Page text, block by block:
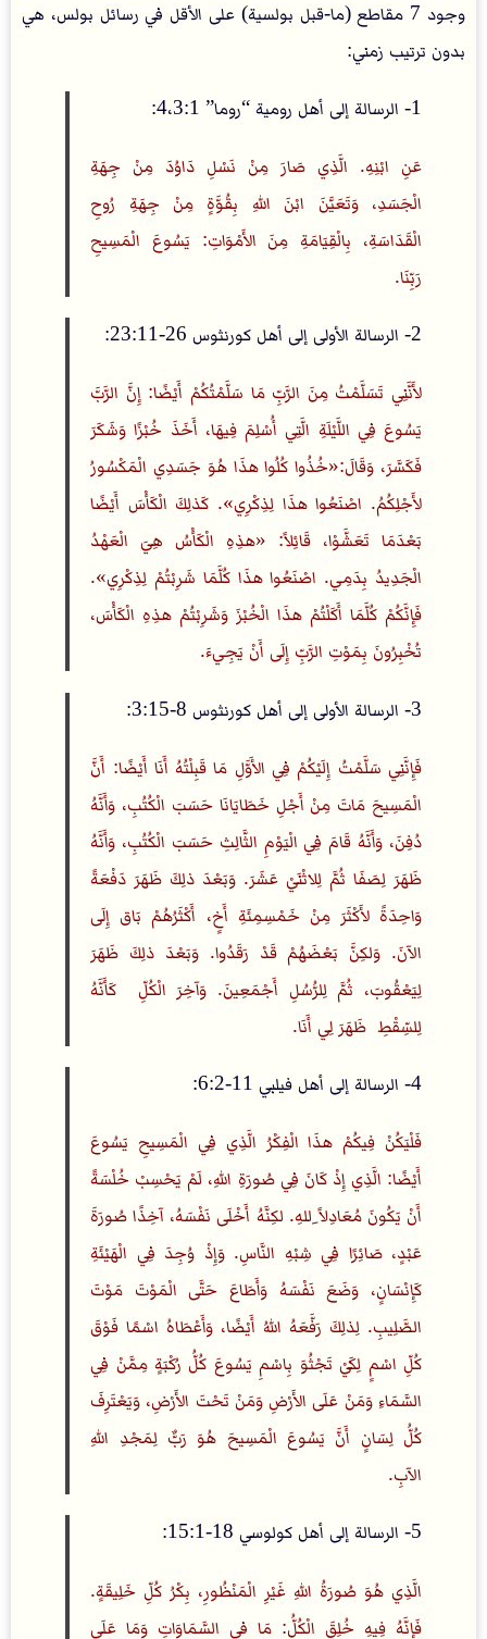
وجود 7 مقاطع (ما-قبل بولسية) على الأقل في رسائل بولس، هي
بدون ترتيب زمني:
1- الرسالة إلى أهل رومية “روما” 4،3:1:
عَنِ ابْنِهِ. الَّذِي صَارَ مِنْ نَسْلِ دَاوُدَ مِنْ جِهَةِ
الْجَسَدِ، وَتَعَيَّنَ ابْنَ اللهِ بِقُوَّةٍ مِنْ جِهَةِ رُوحِ
الْقَدَاسَةِ، بِالْقِيَامَةِ مِنَ الأَمْوَاتِ: يَسُوعَ الْمَسِيحِ
رَبِّنَا.
2- الرسالة الأولى إلى أهل كورنثوس 26-23:11:
لأَنَّنِي تَسَلَّمْتُ مِنَ الرَّبِّ مَا سَلَّمْتُكُمْ أَيْضًا: إِنَّ الرَّبَّ
يَسُوعَ فِي اللَّيْلَةِ الَّتِي أُسْلِمَ فِيهَا، أَخَذَ خُبْزًا وَشَكَرَ
فَكَسَّرَ، وَقَالَ:«خُذُوا كُلُوا هذَا هُوَ جَسَدِي الْمَكْسُورُ
لأَجْلِكُمُ. اصْنَعُوا هذَا لِذِكْرِي». كَذلِكَ الْكَأْسَ أَيْضًا
بَعْدَمَا تَعَشَّوْا، قَائِلاً: «هذِهِ الْكَأْسُ هِيَ الْعَهْدُ
الْجَدِيدُ بِدَمِي. اصْنَعُوا هذَا كُلَّمَا شَرِبْتُمْ لِذِكْرِي».
فَإِنَّكُمْ كُلَّمَا أَكَلْتُمْ هذَا الْخُبْزَ وَشَرِبْتُمْ هذِهِ الْكَأْسَ،
تُخْبِرُونَ بِمَوْتِ الرَّبِّ إِلَى أَنْ يَجِيءَ.
3- الرسالة الأولى إلى أهل كورنثوس 8-3:15:
فَإِنَّنِي سَلَّمْتُ إِلَيْكُمْ فِي الأَوَّلِ مَا قَبِلْتُهُ أَنَا أَيْضًا: أَنَّ
الْمَسِيحَ مَاتَ مِنْ أَجْلِ خَطَايَانَا حَسَبَ الْكُتُبِ، وَأَنَّهُ
دُفِنَ، وَأَنَّهُ قَامَ فِي الْيَوْمِ الثَّالِثِ حَسَبَ الْكُتُبِ، وَأَنَّهُ
ظَهَرَ لِصَفَا ثُمَّ لِلاثْنَيْ عَشَرَ. وَبَعْدَ ذلِكَ ظَهَرَ دَفْعَةً
وَاحِدَةً لأَكْثَرَ مِنْ خَمْسِمِئَةِ أَخٍ، أَكْثَرُهُمْ بَاق إِلَى
الآنَ. وَلكِنَّ بَعْضَهُمْ قَدْ رَقَدُوا. وَبَعْدَ ذلِكَ ظَهَرَ
لِيَعْقُوبَ، ثُمَّ لِلرُّسُلِ أَجْمَعِينَ. وَآخِرَ الْكُلِّ ­ كَأَنَّهُ
لِلسِّقْطِ ­ ظَهَرَ لِي أَنَا.
4- الرسالة إلى أهل فيلبي 11-6:2:
فَلْيَكُنْ فِيكُمْ هذَا الْفِكْرُ الَّذِي فِي الْمَسِيحِ يَسُوعَ
أَيْضًا: الَّذِي إِذْ كَانَ فِي صُورَةِ اللهِ، لَمْ يَحْسِبْ خُلْسَةً
أَنْ يَكُونَ مُعَادِلاً ِللهِ. لكِنَّهُ أَخْلَى نَفْسَهُ، آخِذًا صُورَةَ
عَبْدٍ، صَائِرًا فِي شِبْهِ النَّاسِ. وَإِذْ وُجِدَ فِي الْهَيْئَةِ
كَإِنْسَانٍ، وَضَعَ نَفْسَهُ وَأَطَاعَ حَتَّى الْمَوْتَ مَوْتَ
الصَّلِيبِ. لِذلِكَ رَفَّعَهُ اللهُ أَيْضًا، وَأَعْطَاهُ اسْمًا فَوْقَ
كُلِّ اسْمٍ لِكَيْ تَجْثُوَ بِاسْمِ يَسُوعَ كُلُّ رُكْبَةٍ مِمَّنْ فِي
السَّمَاءِ وَمَنْ عَلَى الأَرْضِ وَمَنْ تَحْتَ الأَرْضِ، وَيَعْتَرِفَ
كُلُّ لِسَانٍ أَنَّ يَسُوعَ الْمَسِيحَ هُوَ رَبٌّ لِمَجْدِ اللهِ
الآبِ.
5- الرسالة إلى أهل كولوسي 18-15:1:
الَّذِي هُوَ صُورَةُ اللهِ غَيْرِ الْمَنْظُورِ، بِكْرُ كُلِّ خَلِيقَةٍ.
فَإِنَّهُ فِيهِ خُلِقَ الْكُلُّ: مَا في السَّمَاوَاتِ وَمَا عَلَى